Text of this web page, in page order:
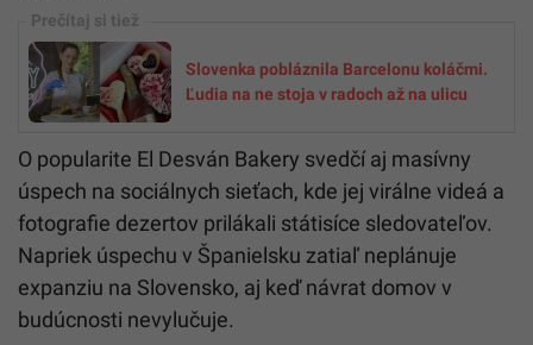
Slovenka pobláznila Barcelonu koláčmi.
Ľudia na ne stoja v radoch až na ulicu
O popularite El Desván Bakery svedčí aj masívny
úspech na sociálnych sieťach, kde jej virálne videá a
fotografie dezertov prilákali státisíce sledovateľov.
Napriek úspechu v Španielsku zatiaľ neplánuje
expanziu na Slovensko, aj keď návrat domov v
budúcnosti nevylučuje.